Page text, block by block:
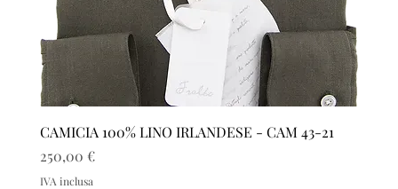
CAMICIA 100% LINO IRLANDESE - CAM 43-21
Prezzo
250,00 €
IVA inclusa